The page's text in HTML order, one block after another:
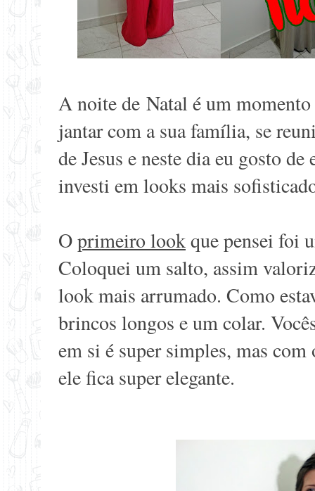
A noite de Natal é um
jantar com a sua família, se
de Jesus e neste dia eu gosto
investi em looks mais
Oprimeiro lookque pensei foi
Coloquei um salto, assim
look mais arrumado. Como
brincos longos e um colar.
em si é super simples, mas com
ele fica super elegante.